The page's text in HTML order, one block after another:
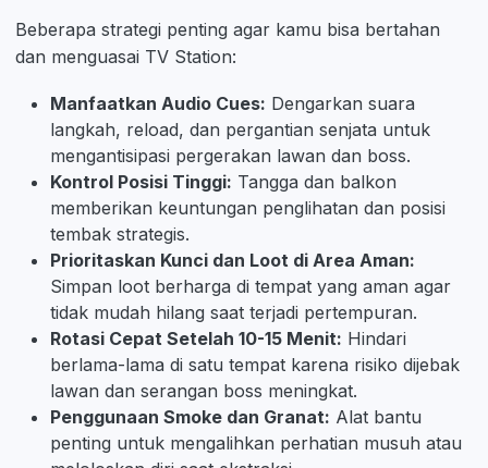
Beberapa strategi penting agar kamu bisa bertahan
dan menguasai TV Station:
Manfaatkan Audio Cues: Dengarkan suara
langkah, reload, dan pergantian senjata untuk
mengantisipasi pergerakan lawan dan boss.
Kontrol Posisi Tinggi: Tangga dan balkon
memberikan keuntungan penglihatan dan posisi
tembak strategis.
Prioritaskan Kunci dan Loot di Area Aman:
Simpan loot berharga di tempat yang aman agar
tidak mudah hilang saat terjadi pertempuran.
Rotasi Cepat Setelah 10-15 Menit: Hindari
berlama-lama di satu tempat karena risiko dijebak
lawan dan serangan boss meningkat.
Penggunaan Smoke dan Granat: Alat bantu
penting untuk mengalihkan perhatian musuh atau